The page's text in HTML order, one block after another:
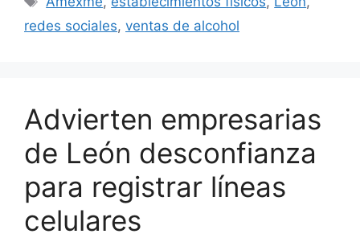
redes sociales, ventas de alcohol
Advierten empresarias
de León desconfianza
para registrar líneas
celulares